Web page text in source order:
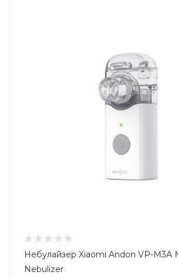
Небулайзер Xiaomi Andon VP-M3A
Nebulizer